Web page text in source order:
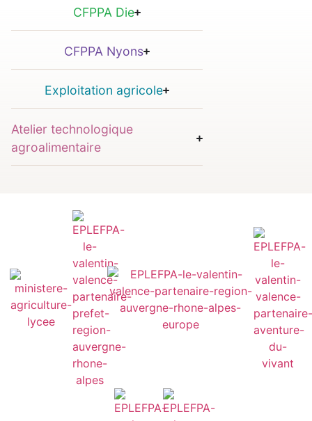
CFPPA Die
CFPPA Nyons
Exploitation agricole
Atelier technologique
agroalimentaire